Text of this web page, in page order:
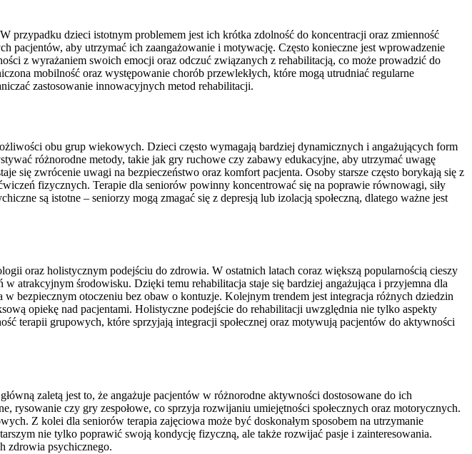
przypadku dzieci istotnym problemem jest ich krótka zdolność do koncentracji oraz zmienność
pacjentów, aby utrzymać ich zaangażowanie i motywację. Często konieczne jest wprowadzenie
z wyrażaniem swoich emocji oraz odczuć związanych z rehabilitacją, co może prowadzić do
mobilność oraz występowanie chorób przewlekłych, które mogą utrudniać regularne
zastosowanie innowacyjnych metod rehabilitacji.
obu grup wiekowych. Dzieci często wymagają bardziej dynamicznych i angażujących form
różnorodne metody, takie jak gry ruchowe czy zabawy edukacyjne, aby utrzymać uwagę
się zwrócenie uwagi na bezpieczeństwo oraz komfort pacjenta. Osoby starsze często borykają się z
fizycznych. Terapie dla seniorów powinny koncentrować się na poprawie równowagi, siły
są istotne – seniorzy mogą zmagać się z depresją lub izolacją społeczną, dlatego ważne jest
oraz holistycznym podejściu do zdrowia. W ostatnich latach coraz większą popularnością cieszy
atrakcyjnym środowisku. Dzięki temu rehabilitacja staje się bardziej angażująca i przyjemna dla
bezpiecznym otoczeniu bez obaw o kontuzje. Kolejnym trendem jest integracja różnych dziedzin
opiekę nad pacjentami. Holistyczne podejście do rehabilitacji uwzględnia nie tylko aspekty
terapii grupowych, które sprzyjają integracji społecznej oraz motywują pacjentów do aktywności
zaletą jest to, że angażuje pacjentów w różnorodne aktywności dostosowane do ich
czy gry zespołowe, co sprzyja rozwijaniu umiejętności społecznych oraz motorycznych.
Z kolei dla seniorów terapia zajęciowa może być doskonałym sposobem na utrzymanie
nie tylko poprawić swoją kondycję fizyczną, ale także rozwijać pasje i zainteresowania.
zdrowia psychicznego.